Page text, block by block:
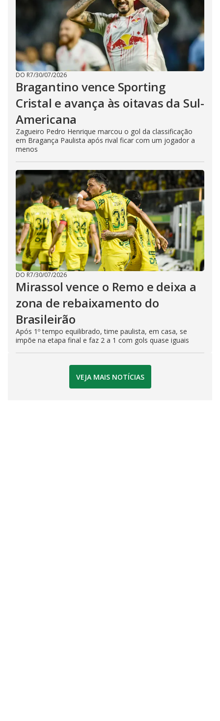
DO R7/30/07/2026
Bragantino vence Sporting
Cristal e avança às oitavas da Sul-
Americana
Zagueiro Pedro Henrique marcou o gol da classificação
em Bragança Paulista após rival ficar com um jogador a
menos
DO R7/30/07/2026
Mirassol vence o Remo e deixa a
zona de rebaixamento do
Brasileirão
Após 1º tempo equilibrado, time paulista, em casa, se
impõe na etapa final e faz 2 a 1 com gols quase iguais
VEJA MAIS NOTÍCIAS